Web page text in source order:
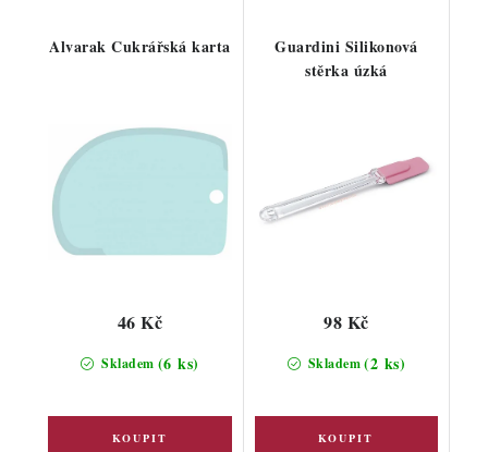
Alvarak Cukrářská karta
Skladem (6 ks)
46 Kč
Guardini Silikonová
stěrka úzká
Skladem(2 ks)
98 Kč